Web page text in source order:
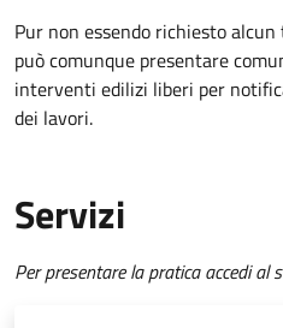
Pur non essendo richiesto
può comunque presentare
interventi edilizi liberi per
dei lavori.
Servizi
Per presentare la pratica accedi al